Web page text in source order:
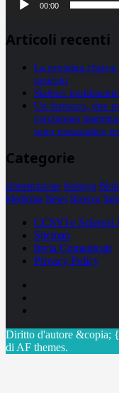
00:00
Articoli recenti
La proteina
neuroni
Statine:
Un farmaco, due
carcinoma
seno metastatico
Categorie
alimentazione biologia
Medicina News Ricerca
CCSVI e Sclerosi
Sitemap
Invia Comunicati
Privacy Policy
Diritto d'autore &copia;
di AF themes.